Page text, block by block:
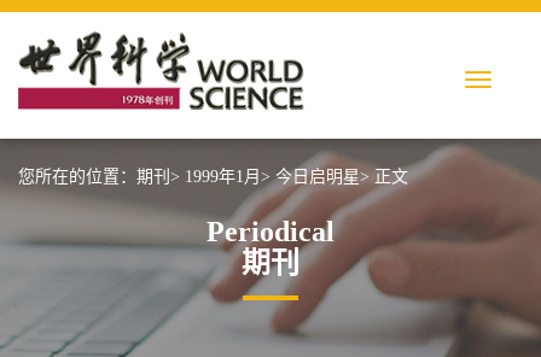
您所在的位置： 期刊> 1999年1月> 今日启明星> 正文
Periodical
期刊